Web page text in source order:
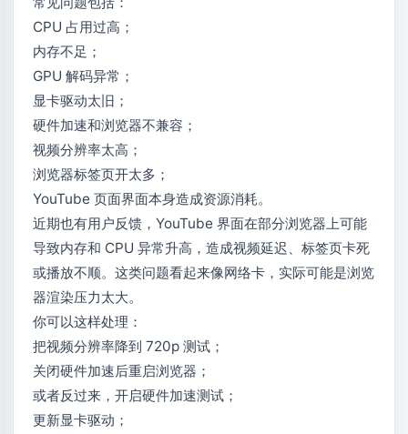
CPU 占用过高；
内存不足；
GPU 解码异常；
显卡驱动太旧；
硬件加速和浏览器不兼容；
视频分辨率太高；
浏览器标签页开太多；
YouTube 页面界面本身造成资源消耗。
近期也有用户反馈，YouTube 界面在部分浏览器上可能
导致内存和 CPU 异常升高，造成视频延迟、标签页卡死
或播放不顺。这类问题看起来像网络卡，实际可能是浏览
器渲染压力太大。
你可以这样处理：
把视频分辨率降到 720p 测试；
关闭硬件加速后重启浏览器；
或者反过来，开启硬件加速测试；
更新显卡驱动；